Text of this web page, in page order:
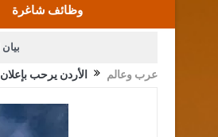
وظائف شاغرة
دعوة المكلفين بخدمة
عرب وعالم الأردن يرحب